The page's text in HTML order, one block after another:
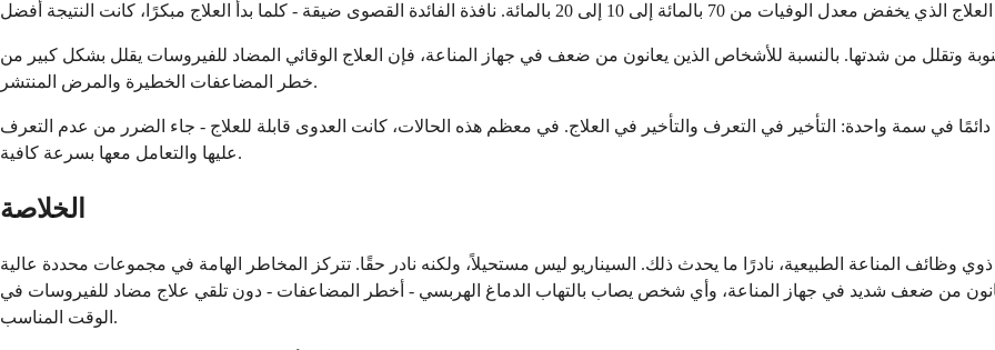
وتقلل من شدتها. بالنسبة للأشخاص الذين يعانون من ضعف في جهاز المناعة، فإن العلاج الوقائي المضاد للفيروسات يقلل بشكل كبير من
خطر المضاعفات الخطيرة والمرض المنتشر.
دائمًا في سمة واحدة: التأخير في التعرف والتأخير في العلاج. في معظم هذه الحالات، كانت العدوى قابلة للعلاج - جاء الضرر من عدم التعرف
عليها والتعامل معها بسرعة كافية.
الخلاصة
وظائف المناعة الطبيعية، نادرًا ما يحدث ذلك. السيناريو ليس مستحيلاً، ولكنه نادر حقًا. تتركز المخاطر الهامة في مجموعات محددة عالية
يعانون من ضعف شديد في جهاز المناعة، وأي شخص يصاب بالتهاب الدماغ الهربسي - أخطر المضاعفات - دون تلقي علاج مضاد للفيروسات في
الوقت المناسب.